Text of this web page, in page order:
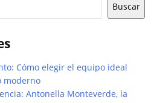
Buscar
Cómo elegir el equipo ideal
moderno
Antonella Monteverde, la